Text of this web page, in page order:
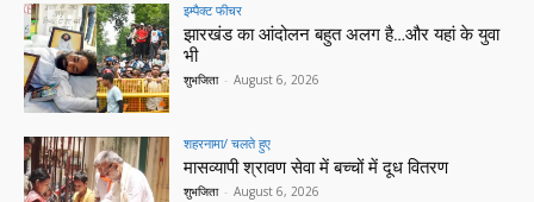
इम्पैक्ट फीचर
झारखंड का आंदोलन बहुत अलग है…और यहां के युवा
भी
शुभजिता - August 6, 2026
शहरनामा/ चलते हुए
मासव्यापी श्रावण सेवा में बच्चों में दूध वितरण
शुभजिता - August 6, 2026